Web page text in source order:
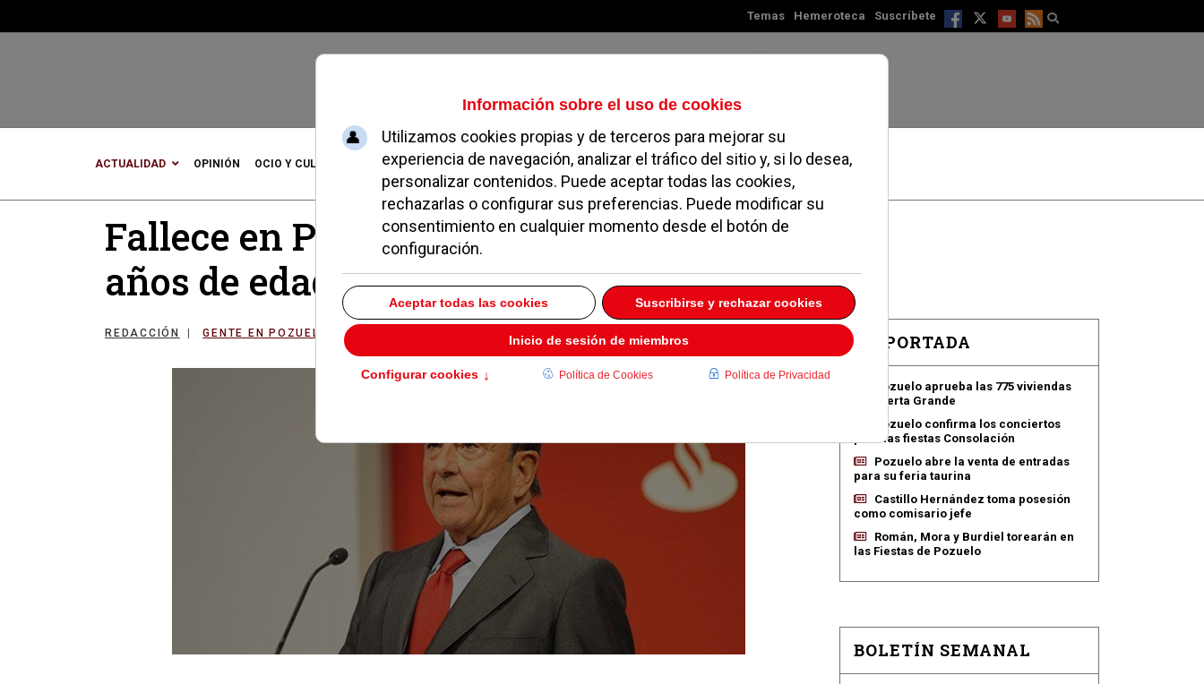
Temas Hemeroteca Suscríbete
Viernes, 07 de agosto de 2026
ACTUALIDAD OPINIÓN OCIO Y CULTURA DEPORTES MADRID NOROESTE SOCIEDAD MAGAZINE SERVICIOS
Fallece en Pozuelo Emilio Botín a los 79
años de edad
REDACCIÓN GENTE EN POZUELO EN PORTADA
Pozuelo aprueba las 775 viviendas
de Huerta Grande
Pozuelo confirma los conciertos
para las fiestas Consolación
Pozuelo abre la venta de entradas
para su feria taurina
Castillo Hernández toma posesión
como comisario jefe
Román, Mora y Burdiel torearán en
las Fiestas de Pozuelo
BOLETÍN SEMANAL